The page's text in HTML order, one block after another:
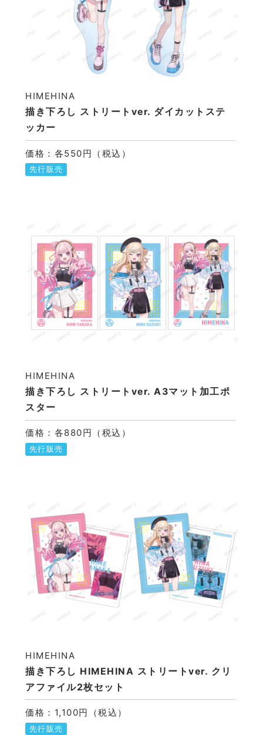
描き下ろし ストリートver. ダイカットステ
ッカー
HIMEHINA
価格：各550円（税込）
先行販売
描き下ろし ストリートver. A3マット加工ポ
スター
HIMEHINA
価格：各880円（税込）
先行販売
描き下ろし HIMEHINA ストリートver. クリ
アファイル2枚セット
HIMEHINA
価格：1,100円（税込）
先行販売